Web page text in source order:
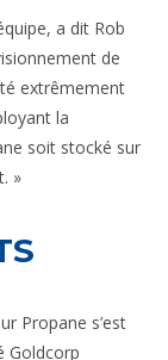
a dit Rob
de
extrêmement
la
soit stocké sur
»
Propane s’est
Goldcorp